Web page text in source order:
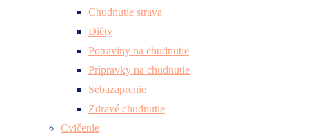
Chudnutie strava
Diéty
Potraviny na chudnutie
Prípravky na chudnutie
Sebazaprenie
Zdravé chudnutie
Cvičenie